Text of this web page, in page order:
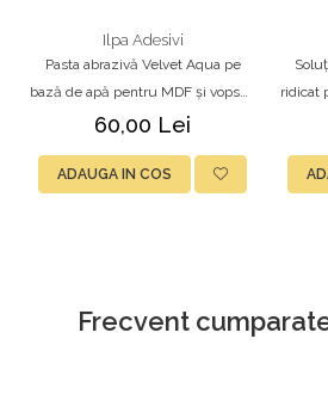
Ilpa Adesivi
Pasta abrazivă Velvet Aqua pe
bază de apă pentru MDF și vopsea
auto, 0.5kg, Ilpa
60,00 Lei
ADAUGA IN COS
ridicat
Frecvent